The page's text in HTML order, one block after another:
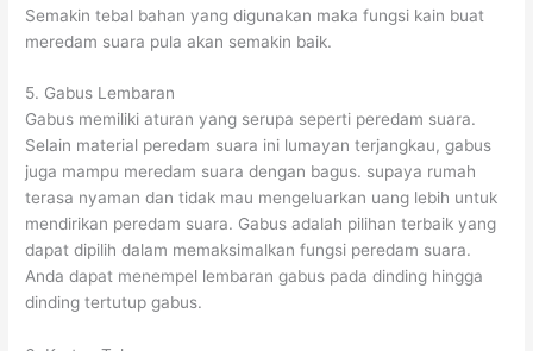
Semakin tebal bahan yang digunakan maka fungsi kain buat
meredam suara pula akan semakin baik.
5. Gabus Lembaran
Gabus memiliki aturan yang serupa seperti peredam suara.
Selain material peredam suara ini lumayan terjangkau, gabus
juga mampu meredam suara dengan bagus. supaya rumah
terasa nyaman dan tidak mau mengeluarkan uang lebih untuk
mendirikan peredam suara. Gabus adalah pilihan terbaik yang
dapat dipilih dalam memaksimalkan fungsi peredam suara.
Anda dapat menempel lembaran gabus pada dinding hingga
dinding tertutup gabus.